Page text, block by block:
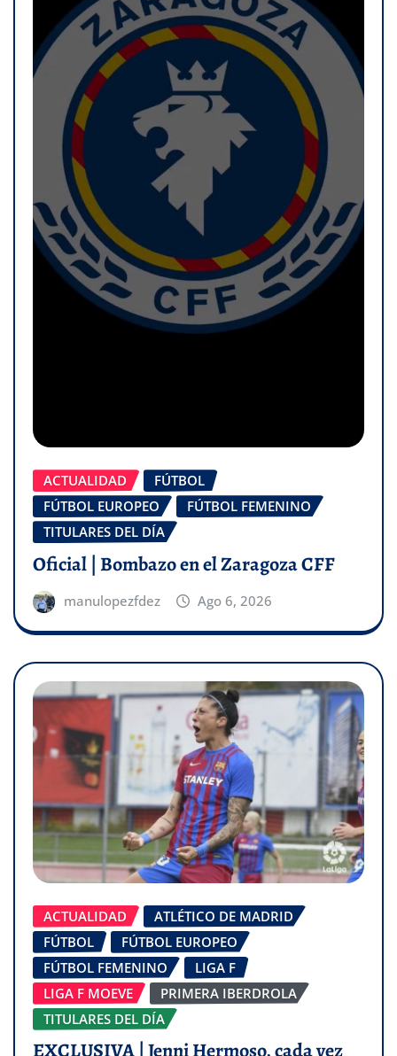
ACTUALIDAD
FÚTBOL
FÚTBOL EUROPEO
FÚTBOL FEMENINO
TITULARES DEL DÍA
Oficial | Bombazo en el Zaragoza CFF
manulopezfdez Ago 6, 2026
ACTUALIDAD
ATLÉTICO DE MADRID
FÚTBOL
FÚTBOL EUROPEO
FÚTBOL FEMENINO
LIGA F
LIGA F MOEVE
PRIMERA IBERDROLA
TITULARES DEL DÍA